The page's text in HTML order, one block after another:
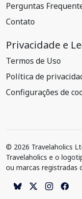
Perguntas
Contato
Privacidade e
Termos de Uso
Política de
Configurações de
© 2026 Travelaholics
Travelaholics e o
ou marcas registradas